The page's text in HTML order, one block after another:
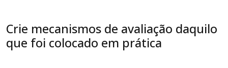
Crie mecanismos de avaliação daquilo
que foi colocado em prática